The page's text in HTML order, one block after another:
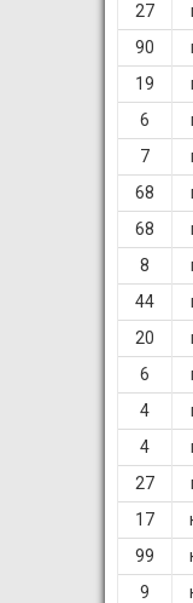
27
90
19
6
7
68
68
8
44
20
6
4
4
27
17
99
9